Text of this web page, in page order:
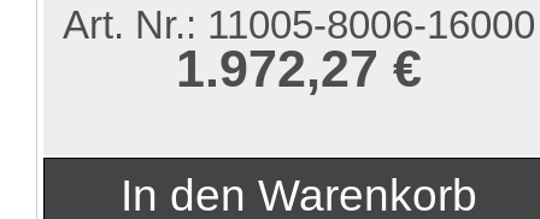
Art. Nr.: 11005-8006-16000
1.972,27 €